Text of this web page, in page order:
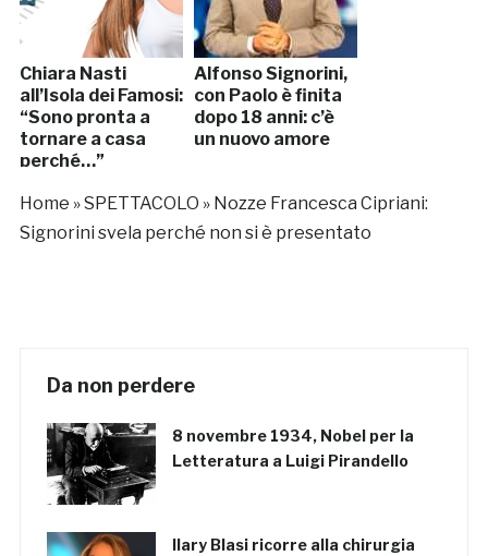
Chiara Nasti
all’Isola dei Famosi:
“Sono pronta a
tornare a casa
perché…”
Alfonso Signorini,
con Paolo è finita
dopo 18 anni: c’è
un nuovo amore
Home »SPETTACOLO » Nozze Francesca Cipriani:
Signorini svela perché non si è presentato
Da non perdere
8 novembre 1934, Nobel per la
Letteratura a Luigi Pirandello
Ilary Blasi ricorre alla chirurgia